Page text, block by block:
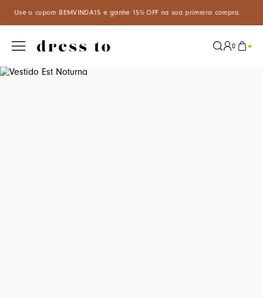
sua primeira compra. Aproveite um desconto especial de 5% ao
0